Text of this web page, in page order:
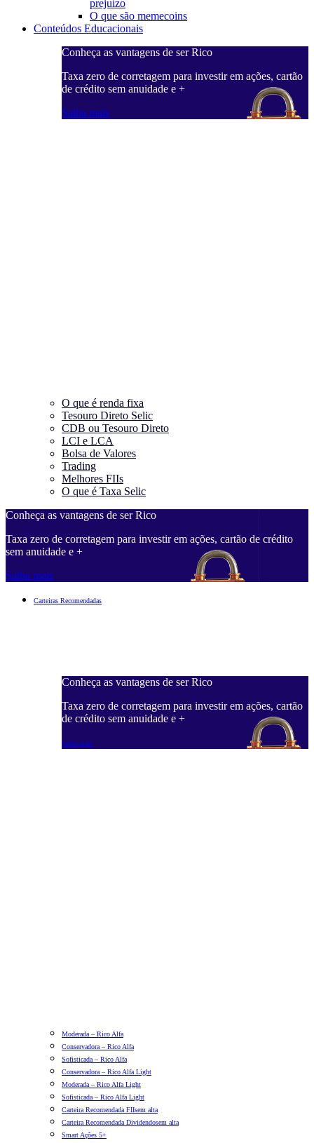
prejuízo
O que são memecoins
Conteúdos Educacionais
Conheça as vantagens de ser Rico
Taxa zero de corretagem para investir em ações, cartão
de crédito sem anuidade e +
Saiba mais
O que é renda fixa
Tesouro Direto Selic
CDB ou Tesouro Direto
LCI e LCA
Bolsa de Valores
Trading
Melhores FIIs
O que é Taxa Selic
Conheça as vantagens de ser Rico
Taxa zero de corretagem para investir em ações, cartão de crédito
sem anuidade e +
Saiba mais
Carteiras Recomendadas
Conheça as vantagens de ser Rico
Taxa zero de corretagem para investir em ações, cartão
de crédito sem anuidade e +
Saiba mais
Moderada – Rico Alfa
Conservadora – Rico Alfa
Sofisticada – Rico Alfa
Conservadora – Rico Alfa Light
Moderada – Rico Alfa Light
Sofisticada – Rico Alfa Light
Carteira Recomendada FIIsem alta
Carteira Recomendada Dividendosem alta
Smart Ações 5+